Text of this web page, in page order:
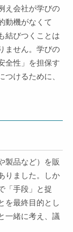
え会社が学びの
動機がなくて
結びつくことは
ません。学びの
全性」を担保す
つけるために、
製品など）を販
りました。しか
「手段」と捉
を最終目的とし
一緒に考え、議